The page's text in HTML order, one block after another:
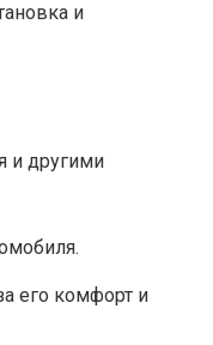
и
и другими
его комфорт и